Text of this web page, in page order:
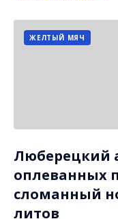
ЖЕЛТЫЙ МЯЧ
Люберецкий
оплеванных
сломанный
литов